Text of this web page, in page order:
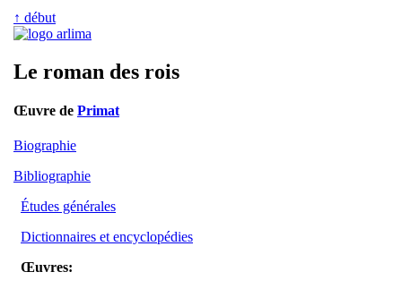
↑ début
Le roman des rois
Œuvre de Primat
Biographie
Bibliographie
Études générales
Dictionnaires et encyclopédies
Œuvres: